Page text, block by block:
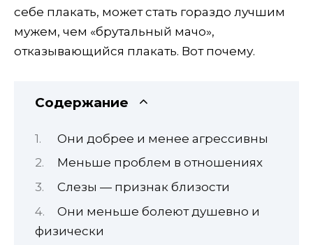
себе плакать, может стать гораздо лучшим
мужем, чем «брутальный мачо»,
отказывающийся плакать. Вот почему.
Содержание
Они добрее и менее агрессивны
Меньше проблем в отношениях
Слезы — признак близости
Они меньше болеют душевно и
физически